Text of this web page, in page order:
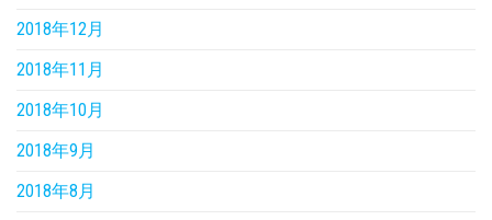
2018年12月
2018年11月
2018年10月
2018年9月
2018年8月